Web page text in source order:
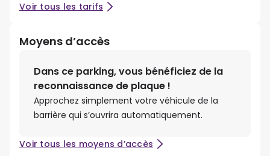
Voir tous les tarifs
Moyens d’accès
Dans ce parking, vous bénéficiez de la
reconnaissance de plaque !
Approchez simplement votre véhicule de la
barrière qui s’ouvrira automatiquement.
Voir tous les moyens d’accès